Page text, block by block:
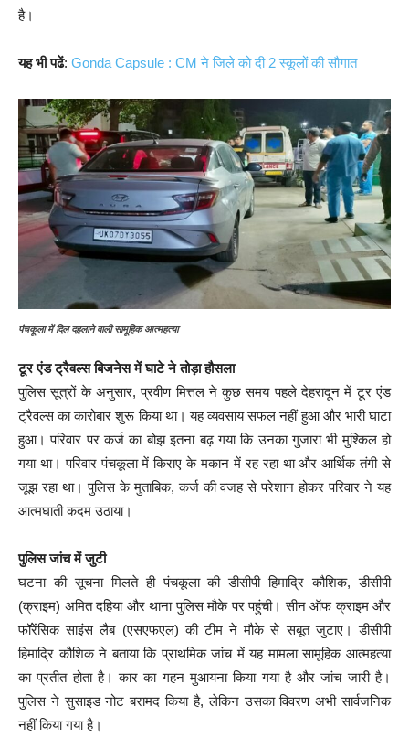
है।
यह भी पढें: Gonda Capsule : CM ने जिले को दी 2 स्कूलों की सौगात
पंचकूला में दिल दहलाने वाली सामूहिक आत्महत्या
टूर एंड ट्रैवल्स बिजनेस में घाटे ने तोड़ा हौसला
पुलिस सूत्रों के अनुसार, प्रवीण मित्तल ने कुछ समय पहले देहरादून में टूर एंड
ट्रैवल्स का कारोबार शुरू किया था। यह व्यवसाय सफल नहीं हुआ और भारी घाटा
हुआ। परिवार पर कर्ज का बोझ इतना बढ़ गया कि उनका गुजारा भी मुश्किल हो
गया था। परिवार पंचकूला में किराए के मकान में रह रहा था और आर्थिक तंगी से
जूझ रहा था। पुलिस के मुताबिक, कर्ज की वजह से परेशान होकर परिवार ने यह
आत्मघाती कदम उठाया।
पुलिस जांच में जुटी
घटना की सूचना मिलते ही पंचकूला की डीसीपी हिमाद्रि कौशिक, डीसीपी
(क्राइम) अमित दहिया और थाना पुलिस मौके पर पहुंची। सीन ऑफ क्राइम और
फॉरेंसिक साइंस लैब (एसएफएल) की टीम ने मौके से सबूत जुटाए। डीसीपी
हिमाद्रि कौशिक ने बताया कि प्राथमिक जांच में यह मामला सामूहिक आत्महत्या
का प्रतीत होता है। कार का गहन मुआयना किया गया है और जांच जारी है।
पुलिस ने सुसाइड नोट बरामद किया है, लेकिन उसका विवरण अभी सार्वजनिक
नहीं किया गया है।